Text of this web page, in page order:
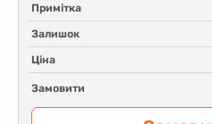
Примітка
Залишок
Ціна
Замовити